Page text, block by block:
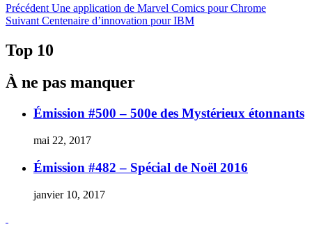
Navigation
de
l'article
Précédent Article
précédent :
Une application de Marvel Comics pour Chrome
Suivant Article
Centenaire d’innovation pour IBM
Top 10
À ne pas manquer
Émission #500 – 500e des Mystérieux étonnants
mai 22, 2017
Émission #482 – Spécial de Noël 2016
janvier 10, 2017